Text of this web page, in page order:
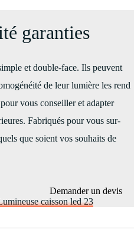
garanties
et double-face. Ils peuvent
de leur lumière les rend
vous conseiller et adapter
Fabriqués pour vous sur-
que soient vos souhaits de
Demander un devis